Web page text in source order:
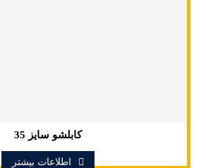
کابلشو سایز 35
اطلاعات بیشتر